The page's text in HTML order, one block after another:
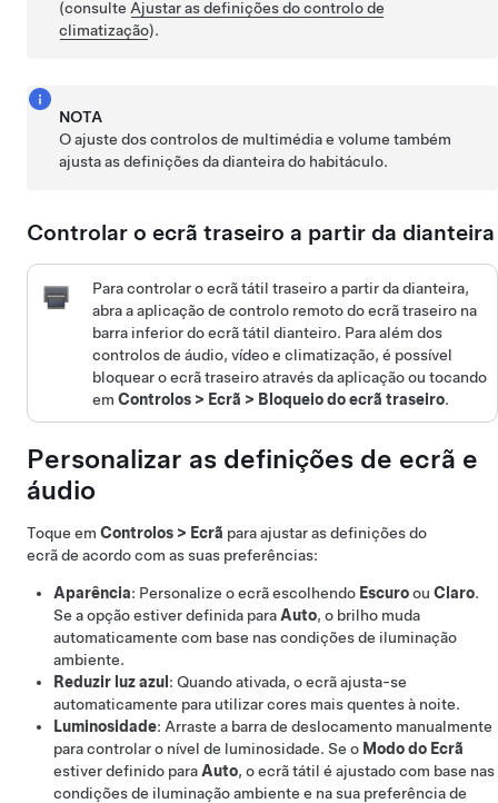
(consulte Ajustar as definições do controlo de
climatização).
NOTA
O ajuste dos controlos de multimédia e volume também
ajusta as definições da dianteira do habitáculo.
Controlar o ecrã traseiro a partir da dianteira
Para controlar o ecrã tátil traseiro a partir da dianteira,
abra a aplicação de controlo remoto do ecrã traseiro na
barra inferior do ecrã tátil dianteiro. Para além dos
controlos de áudio, vídeo e climatização, é possível
bloquear o ecrã traseiro através da aplicação ou tocando
emControlos > Ecrã > Bloqueio do ecrã traseiro.
Personalizar as definições de ecrã e
áudio
Toque em Controlos > Ecrã para ajustar as definições do
ecrã de acordo com as suas preferências:
Aparência: Personalize o ecrã escolhendo Escuroou Claro.
Se a opção estiver definida para Auto, o brilho muda
automaticamente com base nas condições de iluminação
ambiente.
Reduzir luz azul : Quando ativada, o ecrã ajusta-se
automaticamente para utilizar cores mais quentes à noite.
Luminosidade: Arraste a barra de deslocamento manualmente
para controlar o nível de luminosidade. Se o Modo do Ecrã
estiver definido para Auto, o ecrã tátil é ajustado com base nas
condições de iluminação ambiente e na sua preferência de